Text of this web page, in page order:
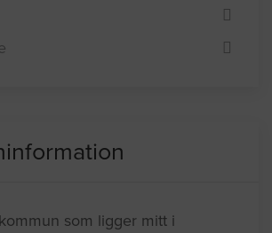
som ligger mitt i